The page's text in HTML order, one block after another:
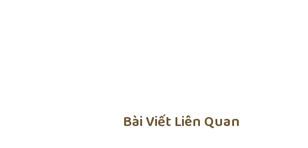
Bài Viết Liên Quan